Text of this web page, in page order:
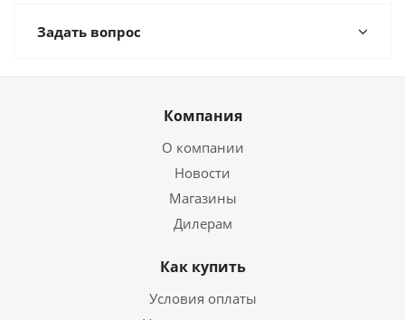
Задать вопрос
Компания
О компании
Новости
Магазины
Дилерам
Как купить
Условия оплаты